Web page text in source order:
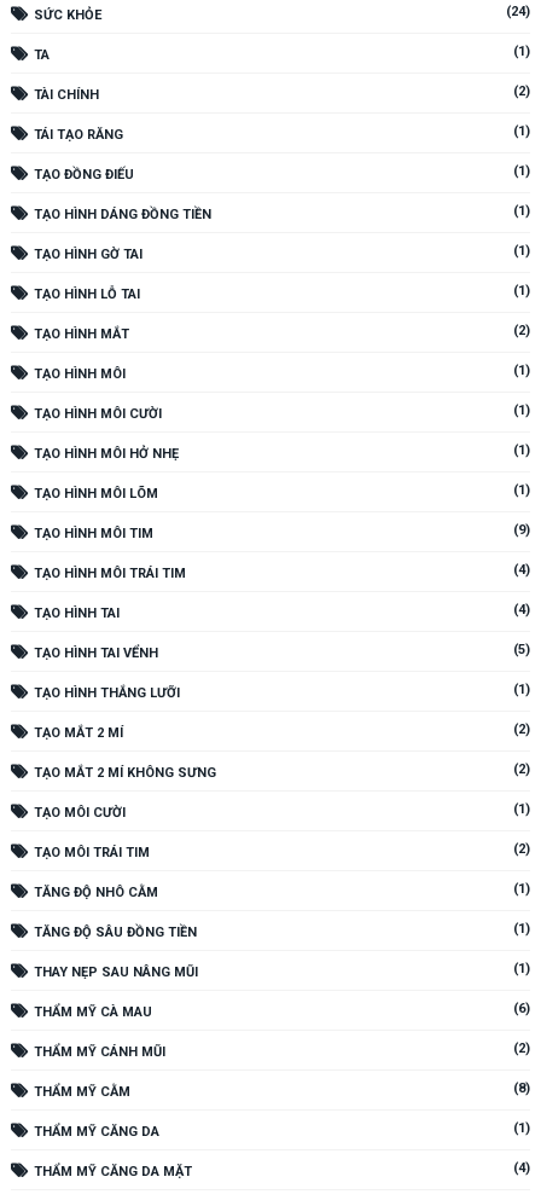
SỨC KHỎE (24)
TA (1)
TÀI CHÍNH (2)
TÁI TẠO RĂNG (1)
TẠO ĐỒNG ĐIẾU (1)
TẠO HÌNH DÁNG ĐỒNG TIỀN (1)
TẠO HÌNH GỜ TAI (1)
TẠO HÌNH LỖ TAI (1)
TẠO HÌNH MẮT (2)
TẠO HÌNH MÔI (1)
TẠO HÌNH MÔI CƯỜI (1)
TẠO HÌNH MÔI HỞ NHẸ (1)
TẠO HÌNH MÔI LÕM (1)
TẠO HÌNH MÔI TIM (9)
TẠO HÌNH MÔI TRÁI TIM (4)
TẠO HÌNH TAI (4)
TẠO HÌNH TAI VỂNH (5)
TẠO HÌNH THẮNG LƯỠI (1)
TẠO MẮT 2 MÍ (2)
TẠO MẮT 2 MÍ KHÔNG SƯNG (2)
TẠO MÔI CƯỜI (1)
TẠO MÔI TRÁI TIM (2)
TĂNG ĐỘ NHÔ CẰM (1)
TĂNG ĐỘ SÂU ĐỒNG TIỀN (1)
THAY NẸP SAU NÂNG MŨI (1)
THẨM MỸ CÀ MAU (6)
THẨM MỸ CÁNH MŨI (2)
THẨM MỸ CẰM (8)
THẨM MỸ CĂNG DA (1)
THẨM MỸ CĂNG DA MẶT (4)